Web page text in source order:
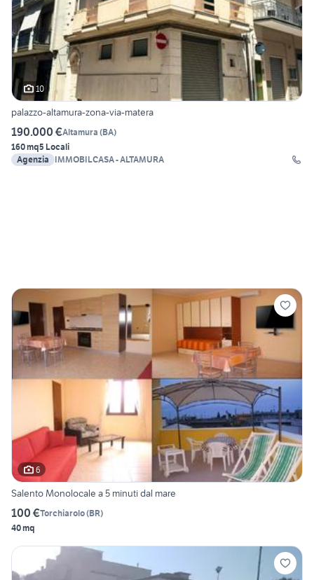
10
palazzo-altamura-zona-via-matera
190.000 €Altamura (BA)
160 mq5 Locali
Agenzia
IMMOBILCASA - ALTAMURA
6
Salento Monolocale a 5 minuti dal mare
100 €Torchiarolo(BR)
40 mq